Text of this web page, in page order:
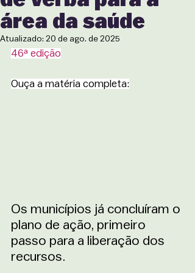
área da saúde
Atualizado: 20 de ago. de 2025
46ª edição
Ouça a matéria completa:
Os municípios já concluíram o
plano de ação, primeiro
passo para a liberação dos
recursos.